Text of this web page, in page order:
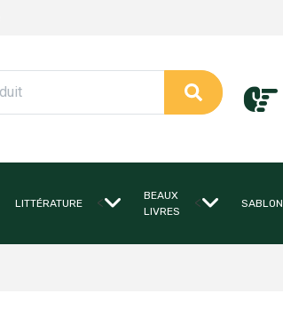
LITTÉRATURE <
BEAUX
LIVRES
< SABLON